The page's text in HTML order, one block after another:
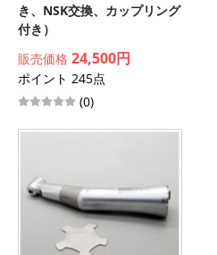
き、NSK交換、カップリング
付き）
販売価格 24,500円
ポイント 245点
(0)